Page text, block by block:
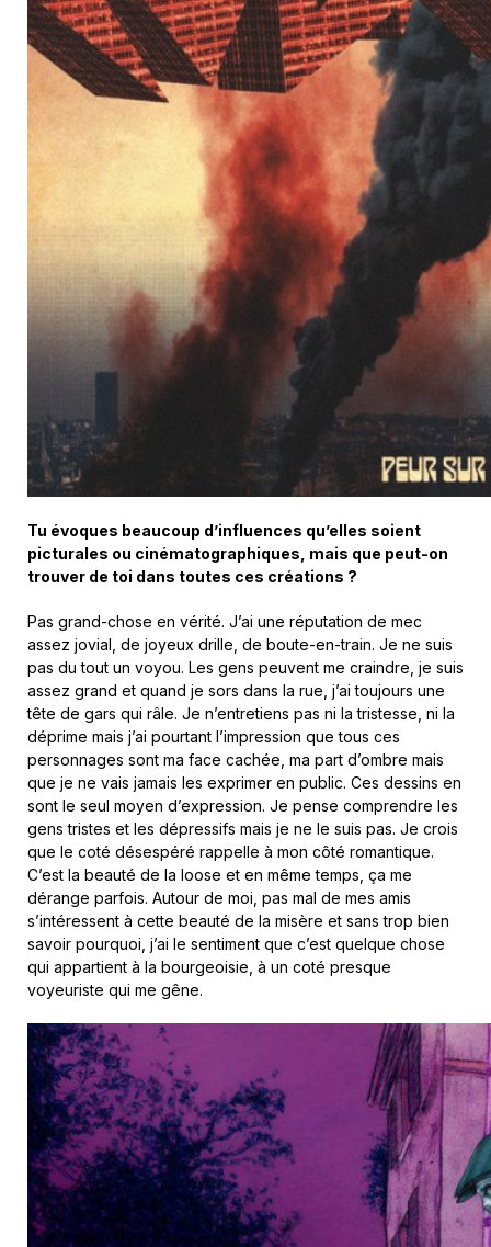
Tu évoques beaucoup d’influences qu’elles soient
picturales ou cinématographiques, mais que peut-on
trouver de toi dans toutes ces créations ?
Pas grand-chose en vérité. J’ai une réputation de mec
assez jovial, de joyeux drille, de boute-en-train. Je ne suis
pas du tout un voyou. Les gens peuvent me craindre, je suis
assez grand et quand je sors dans la rue, j’ai toujours une
tête de gars qui râle. Je n’entretiens pas ni la tristesse, ni la
déprime mais j’ai pourtant l’impression que tous ces
personnages sont ma face cachée, ma part d’ombre mais
que je ne vais jamais les exprimer en public. Ces dessins en
sont le seul moyen d’expression. Je pense comprendre les
gens tristes et les dépressifs mais je ne le suis pas. Je crois
que le coté désespéré rappelle à mon côté romantique.
C’est la beauté de la loose et en même temps, ça me
dérange parfois. Autour de moi, pas mal de mes amis
s’intéressent à cette beauté de la misère et sans trop bien
savoir pourquoi, j’ai le sentiment que c’est quelque chose
qui appartient à la bourgeoisie, à un coté presque
voyeuriste qui me gêne.